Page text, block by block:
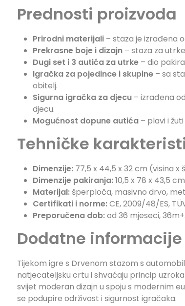
Prednosti proizvoda
Prirodni materijali – staza je izrađena
Prekrasne boje i dizajn – staza za
Dugi set i 3 autića za utrke – dio
Igračka za pojedince i skupine – sa
obitelj.
Sigurna igračka za djecu – izrađena
djecu.
Mogućnost dopune autića – plavi i
Tehničke
Dimenzije: 77,5 x 44,5 x 32 cm (visina x
Dimenzije pakiranja:10,5 x 78 x 43,5
Materijal: šperploča, masivno drvo,
Certifikati i norme:CE, 2009/48/ES,
Preporučena dob:od 36 mjeseci, 36m+.
Dodatne informacije
Tijekom igre s Drvenom stazom s
natjecateljsku crtu i shvaćaju princip
svijet moderan dizajn u spoju s modernim
se podupire održivost i sigurnost igračaka.